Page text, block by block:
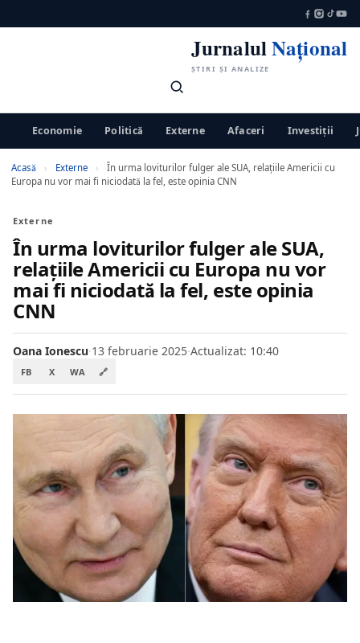
JurnalulNațional
ȘTIRI ȘI ANALIZE
Economie Politică Externe Afaceri Investiții
Acasă › Externe ›
În urma loviturilor fulger ale SUA, relațiile Americii cu
Europa nu vor mai fi niciodată la fel, este opinia CNN
Externe
În urma loviturilor fulger ale SUA,
relațiile Americii cu Europa nu vor
mai fi niciodată la fel, este opinia
CNN
Oana Ionescu·13 februarie 2025·Actualizat: 10:40
FB X WA 🔗